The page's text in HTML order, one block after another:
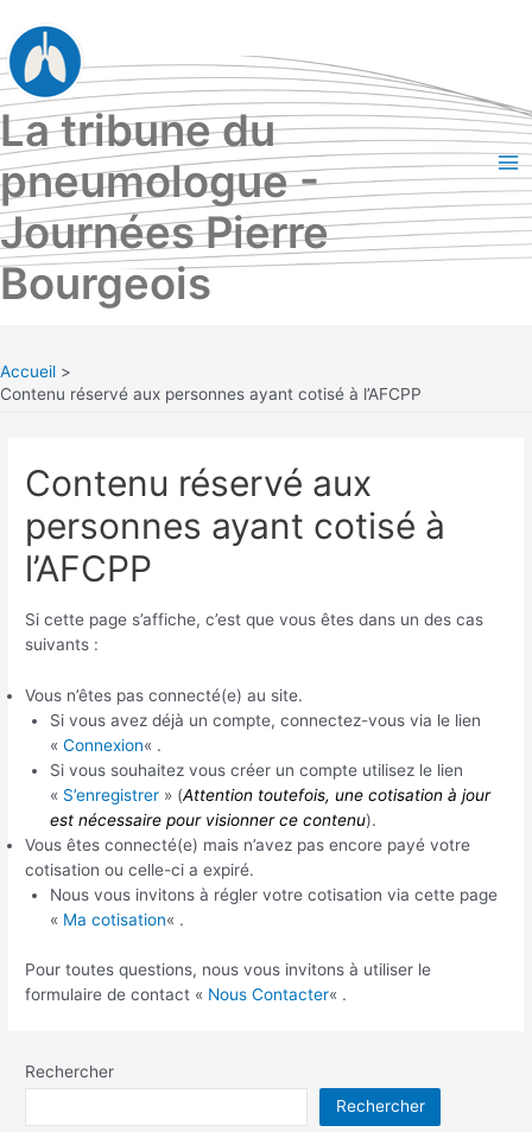
au
contenu
La tribune du
pneumologue -
Journées Pierre
Bourgeois
Accueil
Contenu réservé aux personnes ayant cotisé à l’AFCPP
Contenu réservé aux
personnes ayant cotisé à
l’AFCPP
Si cette page s’affiche, c’est que vous êtes dans un des cas
suivants :
Vous n’êtes pas connecté(e) au site.
Si vous avez déjà un compte, connectez-vous via le lien
« Connexion« .
Si vous souhaitez vous créer un compte utilisez le lien
« S’enregistrer» (Attention toutefois, une cotisation à jour
est nécessaire pour visionner ce contenu).
Vous êtes connecté(e) mais n’avez pas encore payé votre
cotisation ou celle-ci a expiré.
Nous vous invitons à régler votre cotisation via cette page
« Ma cotisation« .
Pour toutes questions, nous vous invitons à utiliser le
formulaire de contact « Nous Contacter« .
Rechercher
Rechercher